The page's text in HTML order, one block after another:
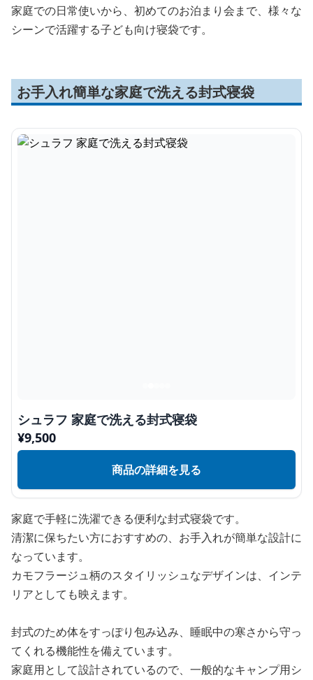
家庭での日常使いから、初めてのお泊まり会まで、様々な
シーンで活躍する子ども向け寝袋です。
お手入れ簡単な家庭で洗える封式寝袋
シュラフ 家庭で洗える封式寝袋
¥9,500
商品の詳細を見る
家庭で手軽に洗濯できる便利な封式寝袋です。
清潔に保ちたい方におすすめの、お手入れが簡単な設計に
なっています。
カモフラージュ柄のスタイリッシュなデザインは、インテ
リアとしても映えます。
封式のため体をすっぽり包み込み、睡眠中の寒さから守っ
てくれる機能性を備えています。
家庭用として設計されているので、一般的なキャンプ用シ